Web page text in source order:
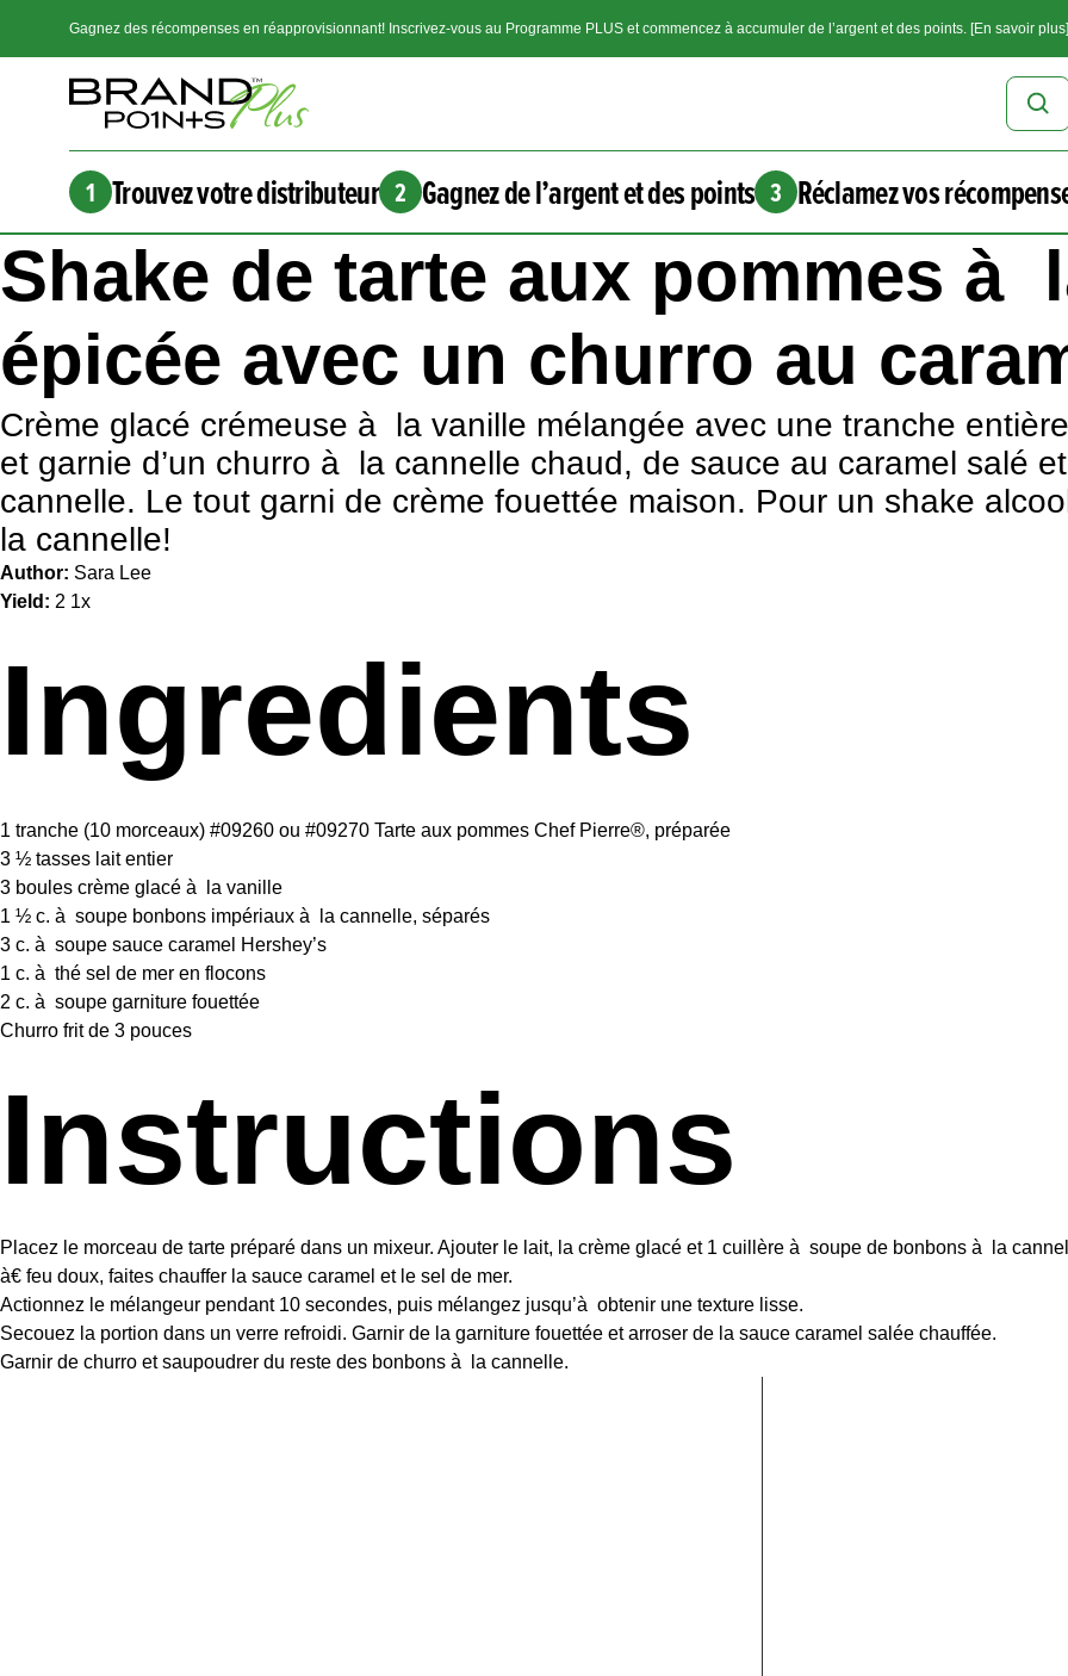
Gagnez des récompenses en réapprovisionnant! Inscrivez-vous au Programme PLUS et commencez à accumuler de l’argent et des points. [En savoir plus]
1 Trouvez votre distributeur 2 Gagnez de l’argent et des points 3 Réclamez vos
Shake de tarte aux pommes à
épicée avec un churro au
Crème glacé crémeuse à la vanille mélangée avec une tranche
et garnie d’un churro à la cannelle chaud, de sauce au caramel salé
cannelle. Le tout garni de crème fouettée maison. Pour un shake
la cannelle!
Author: Sara Lee
Yield: 2 1x
Ingredients
1 tranche (10 morceaux) #09260 ou #09270 Tarte aux pommes Chef Pierre®, préparée
3 ½ tasses lait entier
3 boules crème glacé à la vanille
1 ½ c. à soupe bonbons impériaux à la cannelle, séparés
3 c. à soupe sauce caramel Hershey’s
1 c. à thé sel de mer en flocons
2 c. à soupe garniture fouettée
Churro frit de 3 pouces
Instructions
Placez le morceau de tarte préparé dans un mixeur. Ajouter le lait, la crème glacé et 1 cuillère à soupe de bonbons à la
à€ feu doux, faites chauffer la sauce caramel et le sel de mer.
Actionnez le mélangeur pendant 10 secondes, puis mélangez jusqu’à obtenir une texture lisse.
Secouez la portion dans un verre refroidi. Garnir de la garniture fouettée et arroser de la sauce caramel salée chauffée.
Garnir de churro et saupoudrer du reste des bonbons à la cannelle.